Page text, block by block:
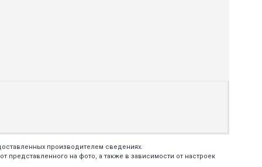
производителем сведениях.
на фото, а также в зависимости от настроек